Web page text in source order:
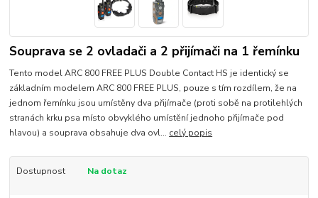
Souprava se 2 ovladači a 2 přijímači na 1 řemínku
Tento model ARC 800 FREE PLUS Double Contact HS je identický se
základním modelem ARC 800 FREE PLUS, pouze s tím rozdílem, že na
jednom řemínku jsou umístěny dva přijímače (proti sobě na protilehlých
stranách krku psa místo obvyklého umístění jednoho přijímače pod
hlavou) a souprava obsahuje dva ovl... celý popis
Dostupnost Na dotaz